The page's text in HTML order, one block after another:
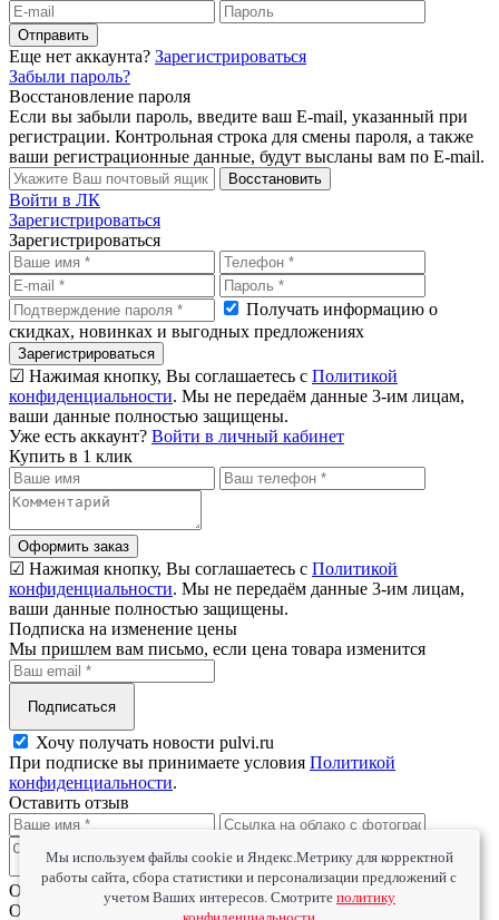
Отправить
Еще нет аккаунта? Зарегистрироваться
Забыли пароль?
Восстановление пароля
Если вы забыли пароль, введите ваш E-mail, указанный при
регистрации. Контрольная строка для смены пароля, а также
ваши регистрационные данные, будут высланы вам по E-mail.
Восстановить
Войти в ЛК
Зарегистрироваться
Зарегистрироваться
Получать информацию о
скидках, новинках и выгодных предложениях
Зарегистрироваться
☑ Нажимая кнопку, Вы соглашаетесь с Политикой
конфиденциальности. Мы не передаём данные 3-им лицам,
ваши данные полностью защищены.
Уже есть аккаунт? Войти в личный кабинет
Купить в 1 клик
Оформить заказ
☑ Нажимая кнопку, Вы соглашаетесь с Политикой
конфиденциальности. Мы не передаём данные 3-им лицам,
ваши данные полностью защищены.
Подписка на изменение цены
Мы пришлем вам письмо, если цена товара изменится
Подписаться
Хочу получать новости pulvi.ru
При подписке вы принимаете условия Политикой
конфиденциальности.
Оставить отзыв
Оцените товар
Оцените сервис
Мы используем файлы cookie и Яндекс.Метрику для корректной
работы сайта, сбора статистики и персонализации предложений с
учетом Ваших интересов. Смотрите политику